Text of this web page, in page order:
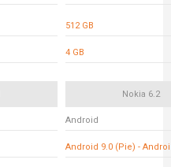
512 GB
4 GB
Nokia 6.2
Android
Android 9.0 (Pie) -